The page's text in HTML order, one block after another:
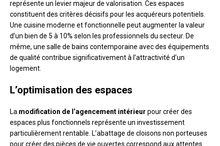
représente un levier majeur de valorisation. Ces espaces
constituent des critères décisifs pour les acquéreurs potentiels.
Une cuisine moderne et fonctionnelle peut augmenter la valeur
d’un bien de 5 à 10% selon les professionnels du secteur. De
même, une salle de bains contemporaine avec des équipements
de qualité contribue significativement à l’attractivité d’un
logement.
L’optimisation des espaces
La modification de l’agencement intérieur pour créer des
espaces plus fonctionnels représente un investissement
particulièrement rentable. L’abattage de cloisons non porteuses
pour créer des pièces de vie ouvertes correspond aux attentes